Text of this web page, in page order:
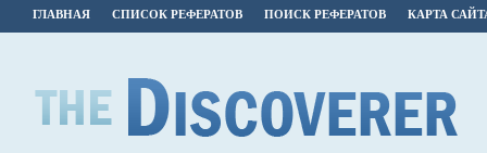
ГЛАВНАЯ СПИСОК РЕФЕРАТОВ ПОИСК РЕФЕРАТОВ КАРТА